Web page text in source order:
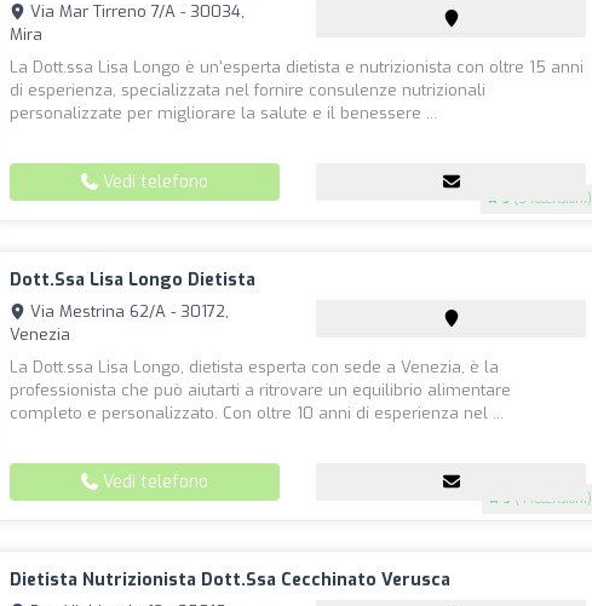
5 (5 recensioni)
Via Mar Tirreno 7/A - 30034,
Mira
La Dott.ssa Lisa Longo è un'esperta dietista e nutrizionista con oltre 15 anni
di esperienza, specializzata nel fornire consulenze nutrizionali
personalizzate per migliorare la salute e il benessere ...
Vedi telefono
Dott.ssa Lisa Longo Dietista
5 (4 recensioni)
Via Mestrina 62/A - 30172,
Venezia
La Dott.ssa Lisa Longo, dietista esperta con sede a Venezia, è la
professionista che può aiutarti a ritrovare un equilibrio alimentare
completo e personalizzato. Con oltre 10 anni di esperienza nel ...
Vedi telefono
Dietista Nutrizionista Dott.ssa Cecchinato Verusca